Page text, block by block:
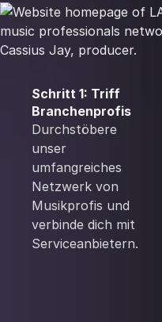
Schritt 1: Triff
Branchenprofis
Durchstöbere
unser
umfangreiches
Netzwerk von
Musikprofis und
verbinde dich mit
Serviceanbietern.